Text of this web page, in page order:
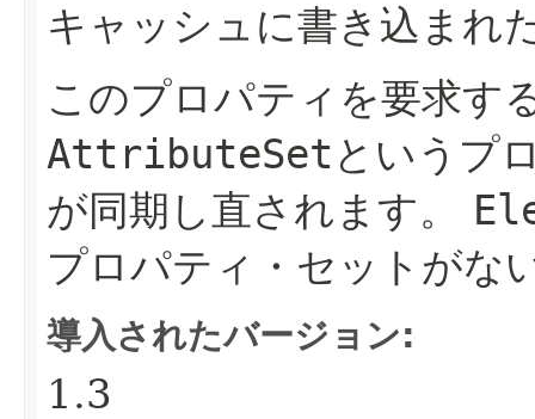
キャッシュに書き込まれ
このプロパティを要求す
AttributeSet というプ
が同期し直されます。
プロパティ・セットがな
導入されたバージョン:
1.3